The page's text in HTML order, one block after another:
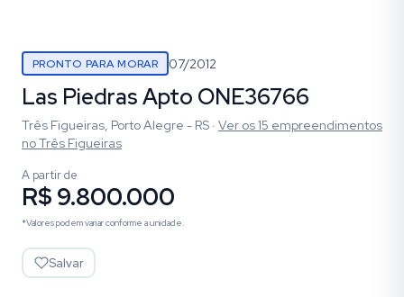
PRONTO PARA MORAR 07/2012
Las Piedras Apto ONE36766
Três Figueiras, Porto Alegre - RS · Ver os15 empreendimentos
no Três Figueiras
A partir de
R$ 9.800.000
*Valores podem variar conforme a unidade.
Salvar